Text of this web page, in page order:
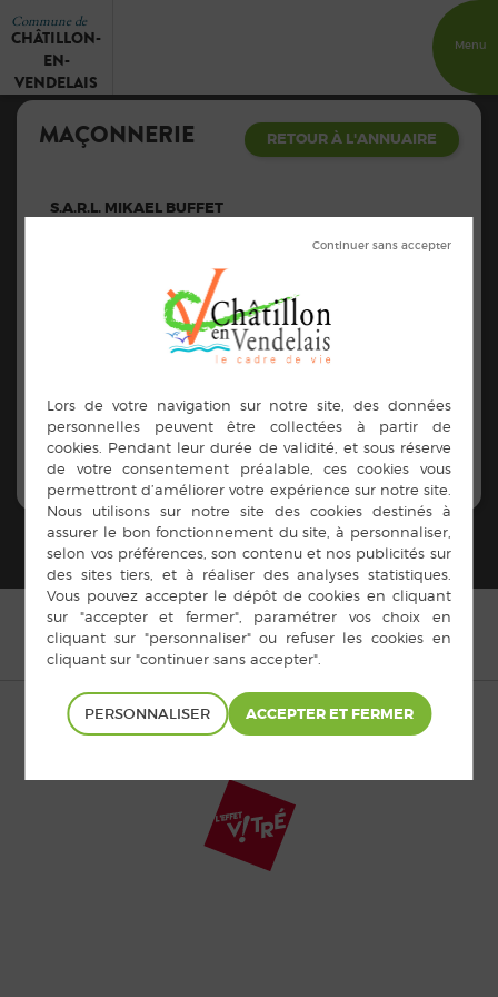
Commune de
CHÂTILLON-
EN-
VENDELAIS
Menu
MAÇONNERIE RETOUR À L'ANNUAIRE
S.A.R.L. MIKAEL BUFFET
Le Petit Breil 35210 Châtillon-en-Vendelais
buffet.mikael@orange.fr
https://maconnerie-buffet.fr/
Maçonnerie (rénovation, neuf, muret)
© Copyright Châtillon-en-Vendelais 2015 | Mentions légales
Cookies|Plan du site|Accès privé
PERSONNALISER